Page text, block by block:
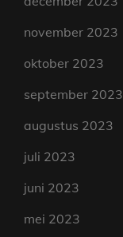
november 2023
oktober 2023
september 2023
augustus 2023
juli 2023
juni 2023
mei 2023